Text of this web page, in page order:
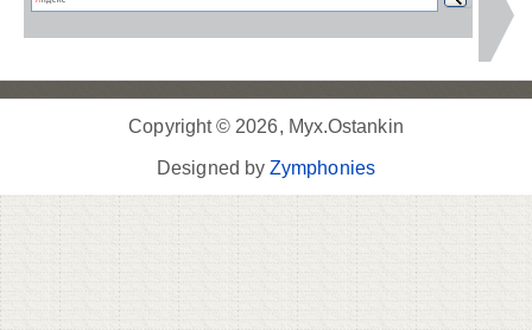
Copyright © 2026, Myx.Ostankin
Designed byZymphonies